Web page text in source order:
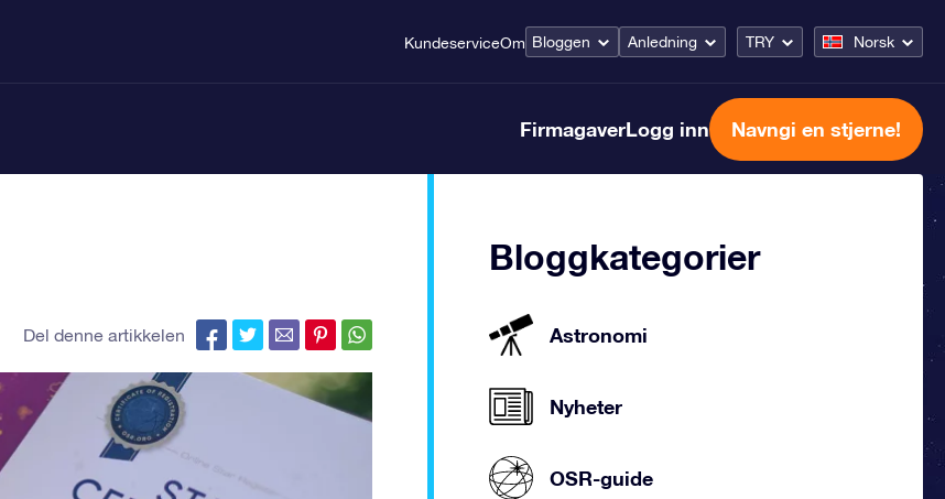
KundeserviceOm Bloggen Anledning TRY Norsk
FirmagaverLogg inn Navngi en stjerne!
Del denne artikkelen
Bloggkategorier
Astronomi
Nyheter
OSR-guide